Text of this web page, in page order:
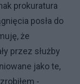
prokuratura
posła do
że
przez służby
jako te,
-